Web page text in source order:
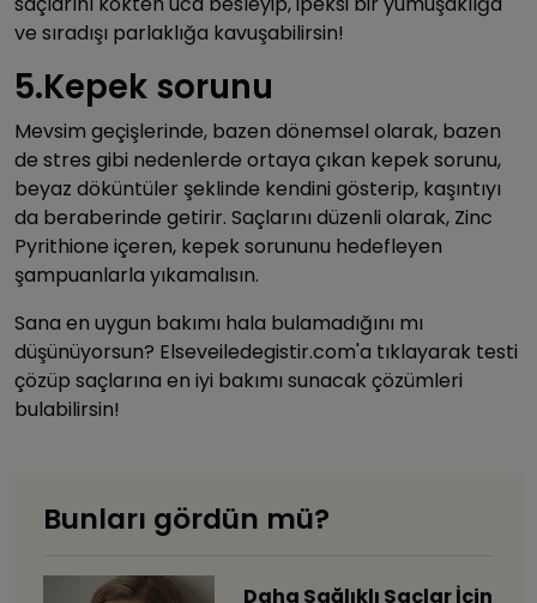
ve sıradışı parlaklığa kavuşabilirsin!
5.Kepek sorunu
Mevsim geçişlerinde, bazen dönemsel olarak, bazen
de stres gibi nedenlerde ortaya çıkan kepek sorunu,
beyaz döküntüler şeklinde kendini gösterip, kaşıntıyı
da beraberinde getirir. Saçlarını düzenli olarak, Zinc
Pyrithione içeren, kepek sorununu hedefleyen
şampuanlarla yıkamalısın.
Sana en uygun bakımı hala bulamadığını mı
düşünüyorsun? Elseveiledegistir.com'a tıklayarak testi
çözüp saçlarına en iyi bakımı sunacak çözümleri
bulabilirsin!
Bunları gördün mü?
Daha Sağlıklı Saçlar İçin